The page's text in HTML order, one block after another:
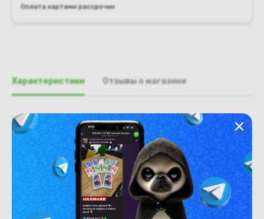
Оплата картами рассрочки
Характеристики Отзывы о магазине
Общая информация
Производитель
Acer
Тип товара
Поддон, нижняя часть, корыто
Состояние
Недостатки
состояние ,запрос фото